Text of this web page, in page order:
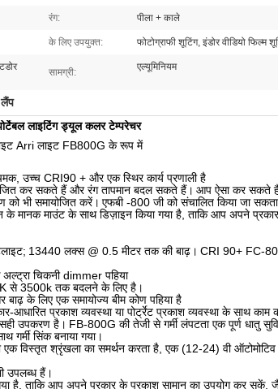
रंग: पीला + काले
के लिए उपयुक्त: फोटोग्राफी शूटिंग, इंडोर वीडियो फिल्म
सामग्री: एल्यूमिनियम
लैंप
लाइटिंग ड्यूल कलर टेम्परेचर
Arri लाइट FB800G के रूप में
उच्च CRI90 + और एक स्थिर कार्य प्रणाली है
कर सकते हैं और रंग तापमान बदल सकते हैं। आप ऐसा कर सकते
को भी समायोजित करें। एफबी -800 जी को संचालित किया जा
के मानक माउंट के साथ डिज़ाइन किया गया है, ताकि आप अपने
13440 लक्स @ 0.5 मीटर तक की बाढ़। CRI 90+ FC-
चिकनी dimmer पहिया
से 3500k तक बदलने के लिए है।
बाढ़ के लिए एक समायोज्य बीम कोण पहिया है
आधारित प्रकाश व्यवस्था या पोर्ट्रेट प्रकाश व्यवस्था के साथ काम
उपकरण है। FB-800G की तेजी से गर्मी लंपटता एक पूर्ण धातु
गर्मी सिंक बनाया गया।
विस्तृत श्रृंखला का समर्थन करता है, एक (12-24) वी ऑटोमोटिव
उपलब्ध हैं।
है, ताकि आप अपने प्रकार के प्रकाश सामान का उपयोग कर सकें,